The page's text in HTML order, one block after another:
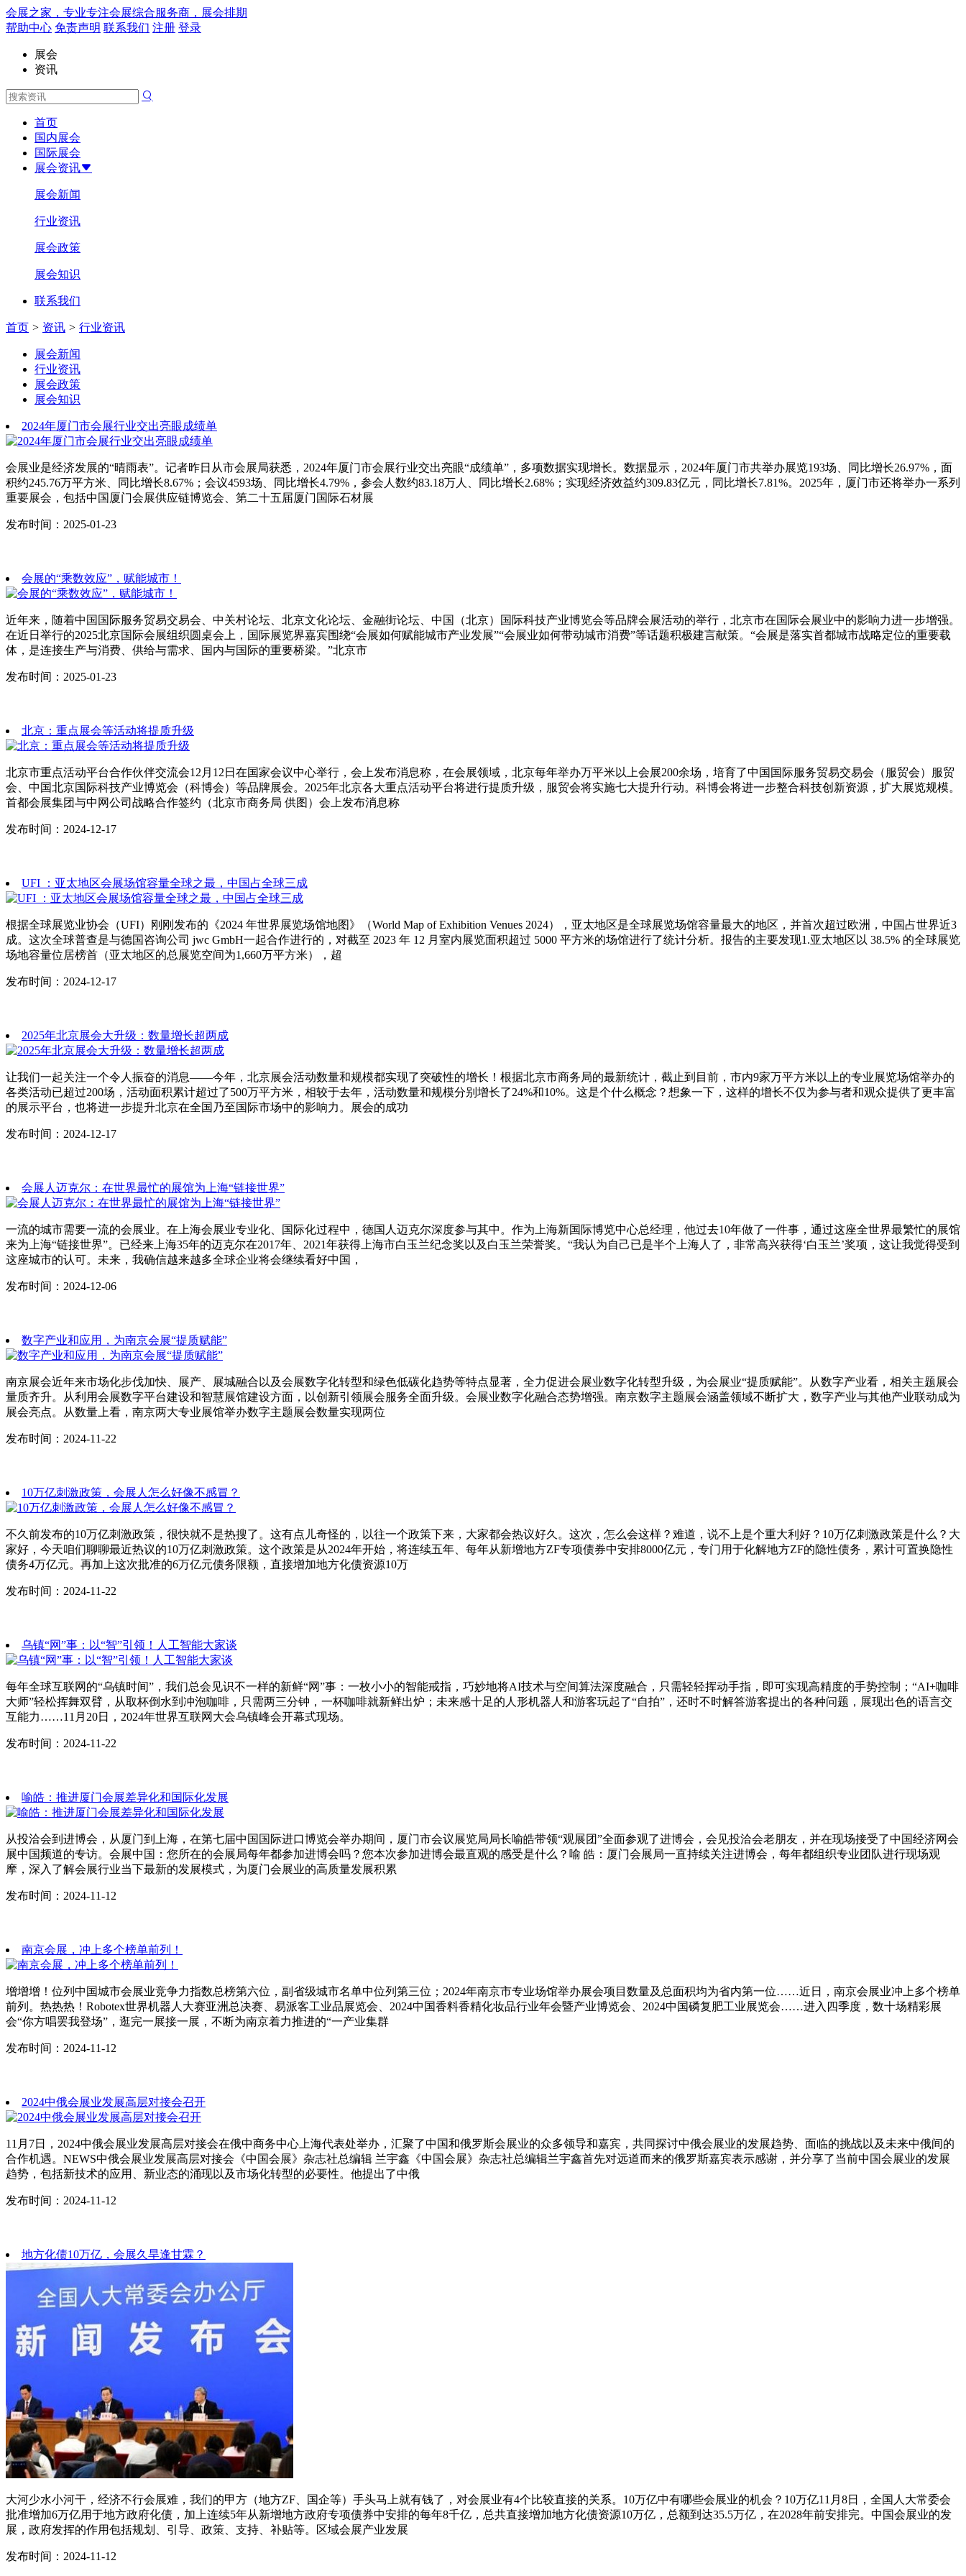
会展之家，专业专注会展综合服务商，展会排期
帮助中心 免责声明 联系我们 注册 登录
展会
资讯
首页
国内展会
国际展会
展会资讯
展会新闻
行业资讯
展会政策
展会知识
联系我们
首页 > 资讯 > 行业资讯
展会新闻
行业资讯
展会政策
展会知识
2024年厦门市会展行业交出亮眼成绩单
会展业是经济发展的“晴雨表”。记者昨日从市会展局获悉，2024年厦门市会展行业交出亮眼“成绩单”，多项数据实现增长。数据显示，2024年厦门市共举办展览193场、同比增长26.97%，面
积约245.76万平方米、同比增长8.67%；会议4593场、同比增长4.79%，参会人数约83.18万人、同比增长2.68%；实现经济效益约309.83亿元，同比增长7.81%。2025年，厦门市还将举办一系列
重要展会，包括中国厦门会展供应链博览会、第二十五届厦门国际石材展
发布时间：2025-01-23
会展的“乘数效应”，赋能城市！
近年来，随着中国国际服务贸易交易会、中关村论坛、北京文化论坛、金融街论坛、中国（北京）国际科技产业博览会等品牌会展活动的举行，北京市在国际会展业中的影响力进一步增强。
在近日举行的2025北京国际会展组织圆桌会上，国际展览界嘉宾围绕“会展如何赋能城市产业发展”“会展业如何带动城市消费”等话题积极建言献策。“会展是落实首都城市战略定位的重要载
体，是连接生产与消费、供给与需求、国内与国际的重要桥梁。”北京市
发布时间：2025-01-23
北京：重点展会等活动将提质升级
北京市重点活动平台合作伙伴交流会12月12日在国家会议中心举行，会上发布消息称，在会展领域，北京每年举办万平米以上会展200余场，培育了中国国际服务贸易交易会（服贸会）服贸
会、中国北京国际科技产业博览会（科博会）等品牌展会。2025年北京各大重点活动平台将进行提质升级，服贸会将实施七大提升行动。科博会将进一步整合科技创新资源，扩大展览规模。
首都会展集团与中网公司战略合作签约（北京市商务局 供图）会上发布消息称
发布时间：2024-12-17
UFI ：亚太地区会展场馆容量全球之最，中国占全球三成
根据全球展览业协会（UFI）刚刚发布的《2024 年世界展览场馆地图》（World Map of Exhibition Venues 2024），亚太地区是全球展览场馆容量最大的地区，并首次超过欧洲，中国占世界近3
成。这次全球普查是与德国咨询公司 jwc GmbH一起合作进行的，对截至 2023 年 12 月室内展览面积超过 5000 平方米的场馆进行了统计分析。报告的主要发现1.亚太地区以 38.5% 的全球展览
场地容量位居榜首（亚太地区的总展览空间为1,660万平方米），超
发布时间：2024-12-17
2025年北京展会大升级：数量增长超两成
让我们一起关注一个令人振奋的消息——今年，北京展会活动数量和规模都实现了突破性的增长！根据北京市商务局的最新统计，截止到目前，市内9家万平方米以上的专业展览场馆举办的
各类活动已超过200场，活动面积累计超过了500万平方米，相较于去年，活动数量和规模分别增长了24%和10%。这是个什么概念？想象一下，这样的增长不仅为参与者和观众提供了更丰富
的展示平台，也将进一步提升北京在全国乃至国际市场中的影响力。展会的成功
发布时间：2024-12-17
会展人迈克尔：在世界最忙的展馆为上海“链接世界”
一流的城市需要一流的会展业。在上海会展业专业化、国际化过程中，德国人迈克尔深度参与其中。作为上海新国际博览中心总经理，他过去10年做了一件事，通过这座全世界最繁忙的展馆
来为上海“链接世界”。已经来上海35年的迈克尔在2017年、2021年获得上海市白玉兰纪念奖以及白玉兰荣誉奖。“我认为自己已是半个上海人了，非常高兴获得‘白玉兰’奖项，这让我觉得受到
这座城市的认可。未来，我确信越来越多全球企业将会继续看好中国，
发布时间：2024-12-06
数字产业和应用，为南京会展“提质赋能”
南京展会近年来市场化步伐加快、展产、展城融合以及会展数字化转型和绿色低碳化趋势等特点显著，全力促进会展业数字化转型升级，为会展业“提质赋能”。从数字产业看，相关主题展会
量质齐升。从利用会展数字平台建设和智慧展馆建设方面，以创新引领展会服务全面升级。会展业数字化融合态势增强。南京数字主题展会涵盖领域不断扩大，数字产业与其他产业联动成为
展会亮点。从数量上看，南京两大专业展馆举办数字主题展会数量实现两位
发布时间：2024-11-22
10万亿刺激政策，会展人怎么好像不感冒？
不久前发布的10万亿刺激政策，很快就不是热搜了。这有点儿奇怪的，以往一个政策下来，大家都会热议好久。这次，怎么会这样？难道，说不上是个重大利好？10万亿刺激政策是什么？大
家好，今天咱们聊聊最近热议的10万亿刺激政策。这个政策是从2024年开始，将连续五年、每年从新增地方ZF专项债券中安排8000亿元，专门用于化解地方ZF的隐性债务，累计可置换隐性
债务4万亿元。再加上这次批准的6万亿元债务限额，直接增加地方化债资源10万
发布时间：2024-11-22
乌镇“网”事：以“智”引领！人工智能大家谈
每年全球互联网的“乌镇时间”，我们总会见识不一样的新鲜“网”事：一枚小小的智能戒指，巧妙地将AI技术与空间算法深度融合，只需轻轻挥动手指，即可实现高精度的手势控制；“AI+咖啡
大师”轻松挥舞双臂，从取杯倒水到冲泡咖啡，只需两三分钟，一杯咖啡就新鲜出炉；未来感十足的人形机器人和游客玩起了“自拍”，还时不时解答游客提出的各种问题，展现出色的语言交
互能力……11月20日，2024年世界互联网大会乌镇峰会开幕式现场。
发布时间：2024-11-22
喻皓：推进厦门会展差异化和国际化发展
从投洽会到进博会，从厦门到上海，在第七届中国国际进口博览会举办期间，厦门市会议展览局局长喻皓带领“观展团”全面参观了进博会，会见投洽会老朋友，并在现场接受了中国经济网会
展中国频道的专访。会展中国：您所在的会展局每年都参加进博会吗？您本次参加进博会最直观的感受是什么？喻 皓：厦门会展局一直持续关注进博会，每年都组织专业团队进行现场观
摩，深入了解会展行业当下最新的发展模式，为厦门会展业的高质量发展积累
发布时间：2024-11-12
南京会展，冲上多个榜单前列！
增增增！位列中国城市会展业竞争力指数总榜第六位，副省级城市名单中位列第三位；2024年南京市专业场馆举办展会项目数量及总面积均为省内第一位……近日，南京会展业冲上多个榜单
前列。热热热！Robotex世界机器人大赛亚洲总决赛、易派客工业品展览会、2024中国香料香精化妆品行业年会暨产业博览会、2024中国磷复肥工业展览会……进入四季度，数十场精彩展
会“你方唱罢我登场”，逛完一展接一展，不断为南京着力推进的“一产业集群
发布时间：2024-11-12
2024中俄会展业发展高层对接会召开
11月7日，2024中俄会展业发展高层对接会在俄中商务中心上海代表处举办，汇聚了中国和俄罗斯会展业的众多领导和嘉宾，共同探讨中俄会展业的发展趋势、面临的挑战以及未来中俄间的
合作机遇。NEWS中俄会展业发展高层对接会《中国会展》杂志社总编辑 兰宇鑫《中国会展》杂志社总编辑兰宇鑫首先对远道而来的俄罗斯嘉宾表示感谢，并分享了当前中国会展业的发展
趋势，包括新技术的应用、新业态的涌现以及市场化转型的必要性。他提出了中俄
发布时间：2024-11-12
地方化债10万亿，会展久旱逢甘霖？
大河少水小河干，经济不行会展难，我们的甲方（地方ZF、国企等）手头马上就有钱了，对会展业有4个比较直接的关系。10万亿中有哪些会展业的机会？10万亿11月8日，全国人大常委会
批准增加6万亿用于地方政府化债，加上连续5年从新增地方政府专项债券中安排的每年8千亿，总共直接增加地方化债资源10万亿，总额到达35.5万亿，在2028年前安排完。中国会展业的发
展，政府发挥的作用包括规划、引导、政策、支持、补贴等。区域会展产业发展
发布时间：2024-11-12